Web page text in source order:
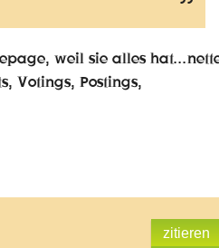
weil sie alles
Votings, Postings,
zitieren